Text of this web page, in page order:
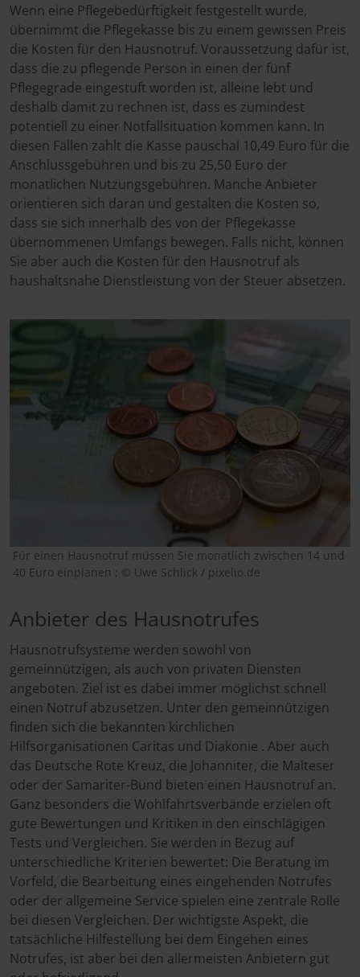
Wenn eine Pflegebedürftigkeit festgestellt wurde,
übernimmt die Pflegekasse bis zu einem gewissen Preis
die Kosten für den Hausnotruf. Voraussetzung dafür ist,
dass die zu pflegende Person in einen der fünf
Pflegegrade eingestuft worden ist, alleine lebt und
deshalb damit zu rechnen ist, dass es zumindest
potentiell zu einer Notfallsituation kommen kann. In
diesen Fällen zahlt die Kasse pauschal 10,49 Euro für die
Anschlussgebühren und bis zu 25,50 Euro der
monatlichen Nutzungsgebühren. Manche Anbieter
orientieren sich daran und gestalten die Kosten so,
dass sie sich innerhalb des von der Pflegekasse
übernommenen Umfangs bewegen. Falls nicht, können
Sie aber auch die Kosten für den Hausnotruf als
haushaltsnahe Dienstleistung von der Steuer absetzen.
Für einen Hausnotruf müssen Sie monatlich zwischen 14 und
40 Euro einplanen ; © Uwe Schlick / pixelio.de
Anbieter des Hausnotrufes
Hausnotrufsysteme werden sowohl von
gemeinnützigen, als auch von privaten Diensten
angeboten. Ziel ist es dabei immer möglichst schnell
einen Notruf abzusetzen. Unter den gemeinnützigen
finden sich die bekannten kirchlichen
Hilfsorganisationen Caritas und Diakonie . Aber auch
das Deutsche Rote Kreuz, die Johanniter, die Malteser
oder der Samariter-Bund bieten einen Hausnotruf an.
Ganz besonders die Wohlfahrtsverbände erzielen oft
gute Bewertungen und Kritiken in den einschlägigen
Tests und Vergleichen. Sie werden in Bezug auf
unterschiedliche Kriterien bewertet: Die Beratung im
Vorfeld, die Bearbeitung eines eingehenden Notrufes
oder der allgemeine Service spielen eine zentrale Rolle
bei diesen Vergleichen. Der wichtigste Aspekt, die
tatsächliche Hilfestellung bei dem Eingehen eines
Notrufes, ist aber bei den allermeisten Anbietern gut